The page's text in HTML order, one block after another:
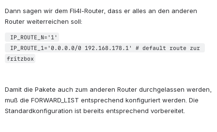
Dann sagen wir dem Fli4l-Router, dass er alles an den anderen
Router weiterreichen soll:
IP_ROUTE_N='1'
fritzbox
Damit die Pakete auch zum anderen Router durchgelassen werden,
muß die FORWARD_LIST entsprechend konfiguriert werden. Die
Standardkonfiguration ist bereits entsprechend vorbereitet.